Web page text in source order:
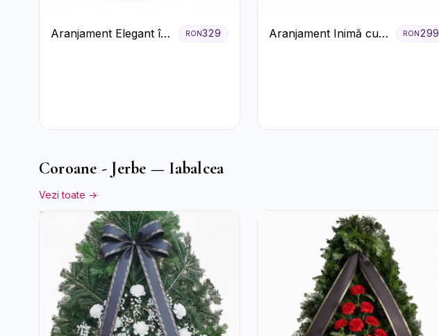
Aranjament Elegant în
RON329
Aranjament Inimă cu
RON299
Coroane - Jerbe — Iabalcea
Vezi toate →